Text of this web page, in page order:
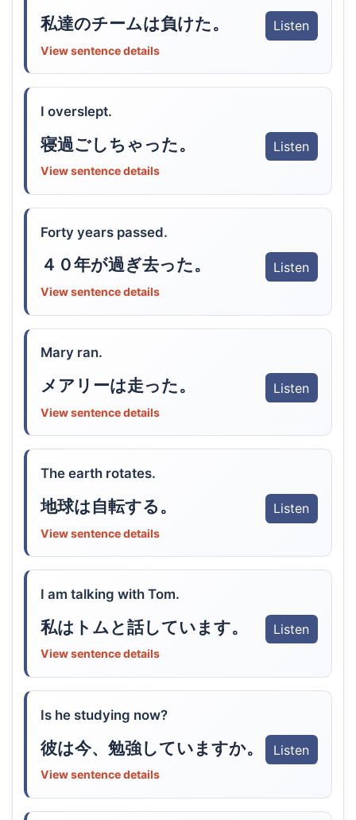
私達のチームは負けた。 Listen
View sentence details
I overslept.
寝過ごしちゃった。 Listen
View sentence details
Forty years passed.
４０年が過ぎ去った。 Listen
View sentence details
Mary ran.
メアリーは走った。 Listen
View sentence details
The earth rotates.
地球は自転する。 Listen
View sentence details
I am talking with Tom.
私はトムと話しています。 Listen
View sentence details
Is he studying now?
彼は今、勉強していますか。 Listen
View sentence details